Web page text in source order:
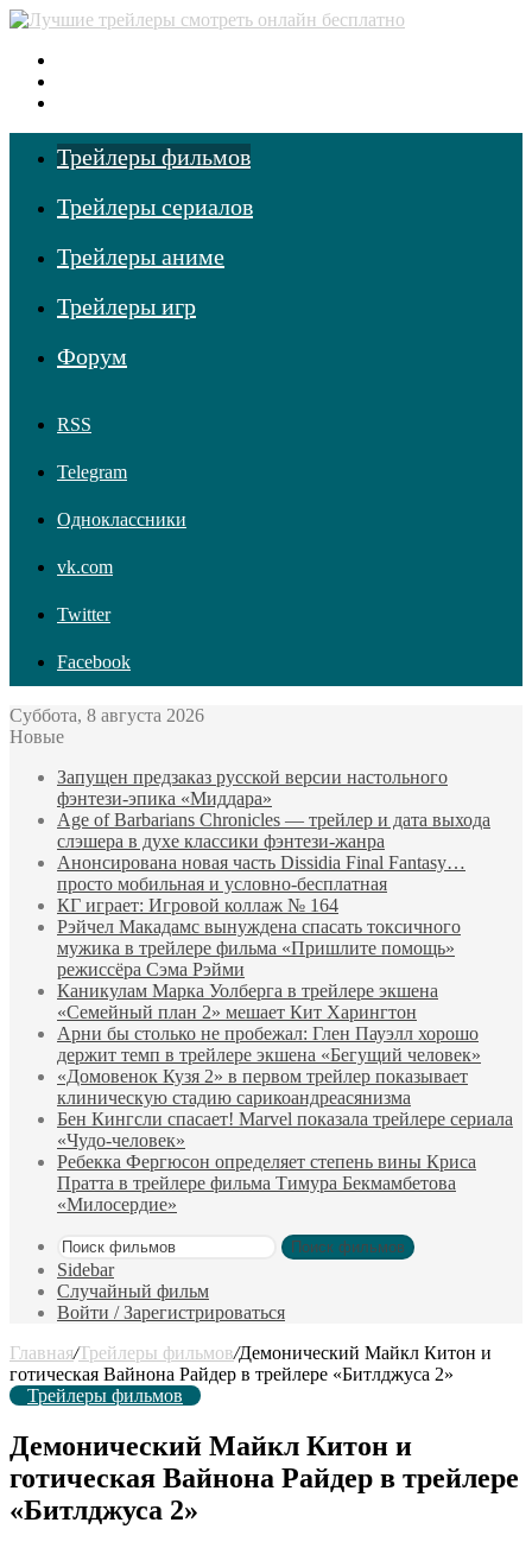
Трейлеры фильмов
Трейлеры сериалов
Трейлеры аниме
Трейлеры игр
Форум
RSS
Telegram
Одноклассники
vk.com
Twitter
Facebook
Суббота, 8 августа 2026
Новые
Запущен предзаказ русской версии настольного
фэнтези-эпика «Миддара»
Age of Barbarians Chronicles — трейлер и дата выхода
слэшера в духе классики фэнтези-жанра
Анонсирована новая часть Dissidia Final Fantasy…
просто мобильная и условно-бесплатная
КГ играет: Игровой коллаж № 164
Рэйчел Макадамс вынуждена спасать токсичного
мужика в трейлере фильма «Пришлите помощь»
режиссёра Сэма Рэйми
Каникулам Марка Уолберга в трейлере экшена
«Семейный план 2» мешает Кит Харингтон
Арни бы столько не пробежал: Глен Пауэлл хорошо
держит темп в трейлере экшена «Бегущий человек»
«Домовенок Кузя 2» в первом трейлер показывает
клиническую стадию сарикоандреасянизма
Бен Кингсли спасает! Marvel показала трейлере сериала
«Чудо-человек»
Ребекка Фергюсон определяет степень вины Криса
Пратта в трейлере фильма Тимура Бекмамбетова
«Милосердие»
Поиск фильмов
Sidebar
Случайный фильм
Войти / Зарегистрироваться
Главная/Трейлеры фильмов/Демонический Майкл Китон и
готическая Вайнона Райдер в трейлере «Битлджусa 2»
Трейлеры фильмов
Демонический Майкл Китон и
готическая Вайнона Райдер в трейлере
«Битлджусa 2»